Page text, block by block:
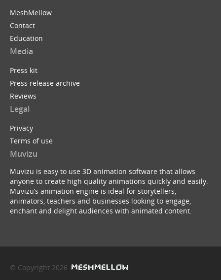
MeshMellow
Contact
Education
Media
Press kit
Press release archive
Reviews
Legal
Privacy
Terms of use
Muvizu
Muvizu is easy to use 3D animation software that allows
anyone to create high quality animations quickly and easily.
Muvizu’s animation engine is ideal for storytellers,
animators, teachers and businesses looking to engage,
enchant and delight audiences with animated content.
© Copyright 2026